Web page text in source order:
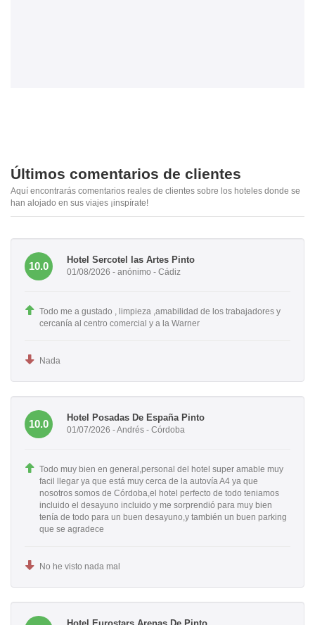
Últimos comentarios de clientes
Aquí encontrarás comentarios reales de clientes sobre los hoteles donde se
han alojado en sus viajes ¡inspírate!
10.0
Hotel Sercotel las Artes Pinto
01/08/2026 - anónimo - Cádiz
Todo me a gustado , limpieza ,amabilidad de los trabajadores y
cercanía al centro comercial y a la Warner
Nada
10.0
Hotel Posadas De España Pinto
01/07/2026 - Andrés - Córdoba
Todo muy bien en general,personal del hotel super amable muy
facil llegar ya que está muy cerca de la autovía A4 ya que
nosotros somos de Córdoba,el hotel perfecto de todo teniamos
incluido el desayuno incluido y me sorprendió para muy bien
tenía de todo para un buen desayuno,y también un buen parking
que se agradece
No he visto nada mal